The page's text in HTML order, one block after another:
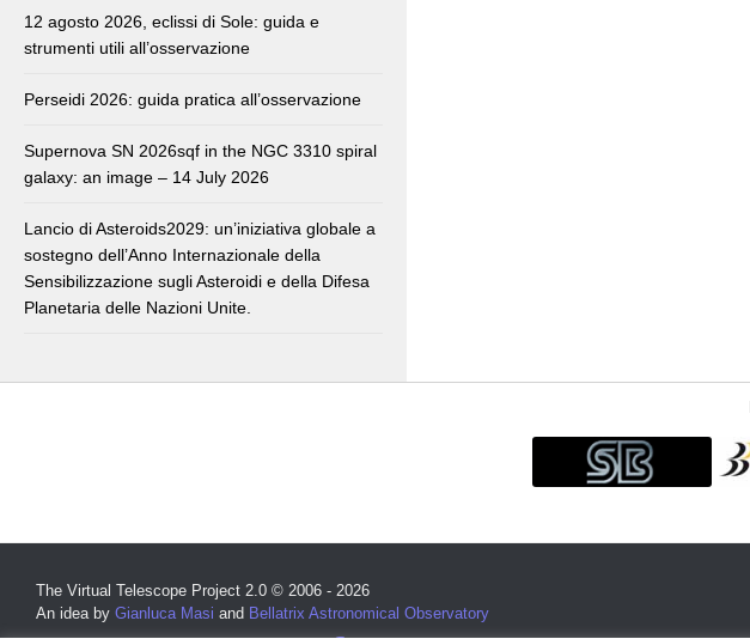
12 agosto 2026, eclissi di Sole: guida e
strumenti utili all’osservazione
Perseidi 2026: guida pratica all’osservazione
Supernova SN 2026sqf in the NGC 3310 spiral
galaxy: an image – 14 July 2026
Lancio di Asteroids2029: un’iniziativa globale a
sostegno dell’Anno Internazionale della
Sensibilizzazione sugli Asteroidi e della Difesa
Planetaria delle Nazioni Unite.
The Virtual Telescope Project 2.0 © 2006 - 2026
An idea by Gianluca Masi and Bellatrix Astronomical Observatory